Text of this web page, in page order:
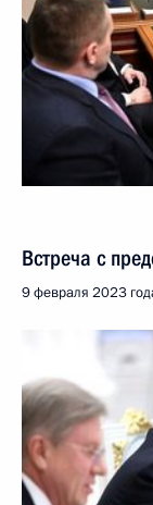
Встреча с
9 февраля 2023